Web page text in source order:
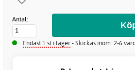
Antal:
Endast 1 st i lager- Skickas inom: 2-6